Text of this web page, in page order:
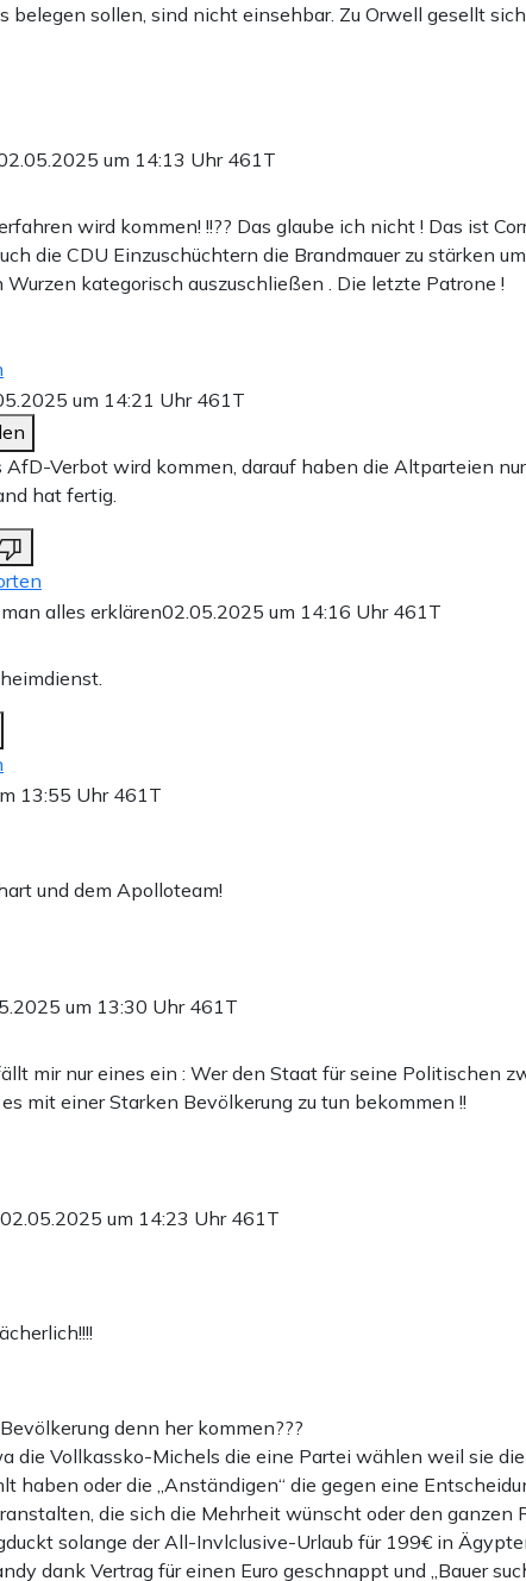
belegen sollen, sind nicht einsehbar. Zu Orwell gesellt
um 14:13 Uhr 461T
wird kommen! !!?? Das glaube ich nicht ! Das ist
die CDU Einzuschüchtern die Brandmauer zu stärken
kategorisch auszuschließen . Die letzte Patrone !
um 14:21 Uhr 461T
AfD-Verbot wird kommen, darauf haben die Altparteien
hat fertig.
alles erklären02.05.2025 um 14:16 Uhr 461T
13:55 Uhr 461T
und dem Apolloteam!
um 13:30 Uhr 461T
mir nur eines ein : Wer den Staat für seine Politischen
mit einer Starken Bevölkerung zu tun bekommen !!
02.05.2025 um 14:23 Uhr 461T
denn her kommen???
die Vollkassko-Michels die eine Partei wählen weil sie die
haben oder die „Anständigen“ die gegen eine
die sich die Mehrheit wünscht oder den ganzen
solange der All-Invlclusive-Urlaub für 199€ in
dank Vertrag für einen Euro geschnappt und „Bauer